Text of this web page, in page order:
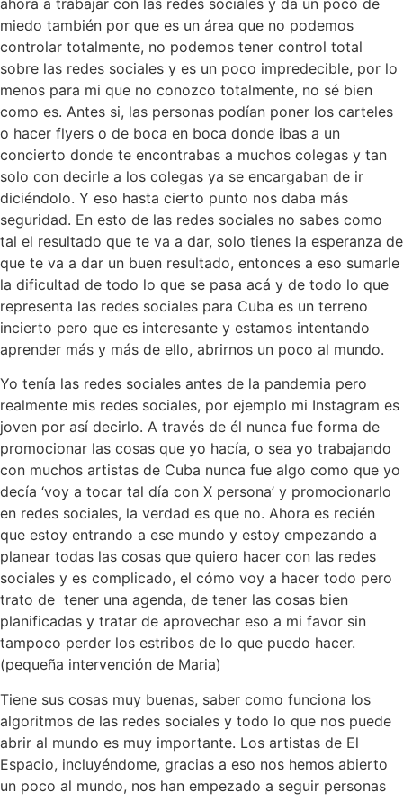
miedo también por que es un área que no podemos
controlar totalmente, no podemos tener control total
sobre las redes sociales y es un poco impredecible, por lo
menos para mi que no conozco totalmente, no sé bien
como es. Antes si, las personas podían poner los carteles
o hacer flyers o de boca en boca donde ibas a un
concierto donde te encontrabas a muchos colegas y tan
solo con decirle a los colegas ya se encargaban de ir
diciéndolo. Y eso hasta cierto punto nos daba más
seguridad. En esto de las redes sociales no sabes como
tal el resultado que te va a dar, solo tienes la esperanza de
que te va a dar un buen resultado, entonces a eso sumarle
la dificultad de todo lo que se pasa acá y de todo lo que
representa las redes sociales para Cuba es un terreno
incierto pero que es interesante y estamos intentando
aprender más y más de ello, abrirnos un poco al mundo.
Yo tenía las redes sociales antes de la pandemia pero
realmente mis redes sociales, por ejemplo mi Instagram es
joven por así decirlo. A través de él nunca fue forma de
promocionar las cosas que yo hacía, o sea yo trabajando
con muchos artistas de Cuba nunca fue algo como que yo
decía ‘voy a tocar tal día con X persona’ y promocionarlo
en redes sociales, la verdad es que no. Ahora es recién
que estoy entrando a ese mundo y estoy empezando a
planear todas las cosas que quiero hacer con las redes
sociales y es complicado, el cómo voy a hacer todo pero
trato de tener una agenda, de tener las cosas bien
planificadas y tratar de aprovechar eso a mi favor sin
tampoco perder los estribos de lo que puedo hacer.
(pequeña intervención de Maria)
Tiene sus cosas muy buenas, saber como funciona los
algoritmos de las redes sociales y todo lo que nos puede
abrir al mundo es muy importante. Los artistas de El
Espacio, incluyéndome, gracias a eso nos hemos abierto
un poco al mundo, nos han empezado a seguir personas